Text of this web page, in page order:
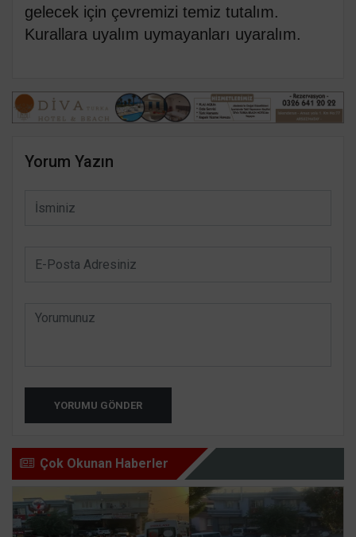
gelecek için çevremizi temiz tutalım.
Kurallara uyalım uymayanları uyaralım.
Yorum Yazın
YORUMU GÖNDER
Çok Okunan Haberler